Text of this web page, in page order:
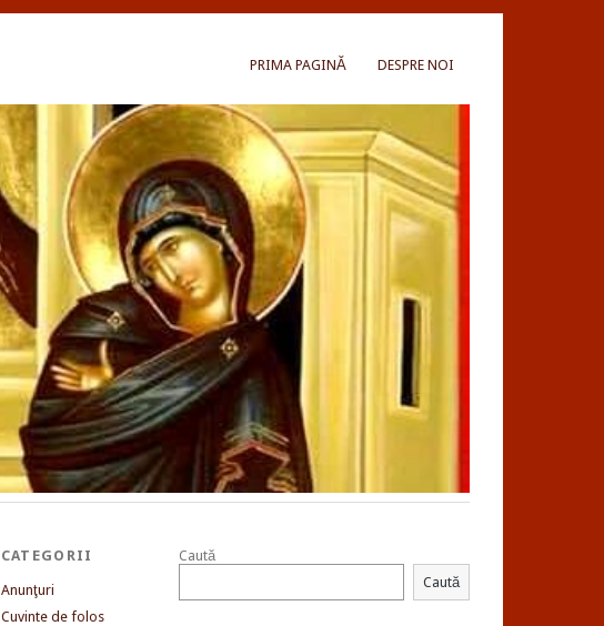
PRIMA PAGINĂ DESPRE NOI
CATEGORII
Anunţuri
Cuvinte de folos
Caută
Caută